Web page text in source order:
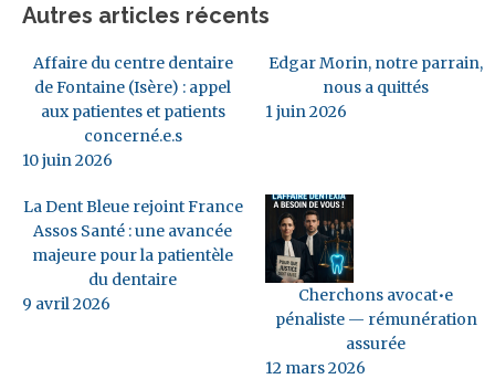
Autres articles récents
Affaire du centre dentaire
de Fontaine (Isère) : appel
aux patientes et patients
concerné.e.s
10 juin 2026
Edgar Morin, notre parrain,
nous a quittés
1 juin 2026
La Dent Bleue rejoint France
Assos Santé : une avancée
majeure pour la patientèle
du dentaire
9 avril 2026
Cherchons avocat•e
pénaliste — rémunération
assurée
12 mars 2026